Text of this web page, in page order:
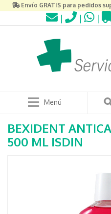
Envío GRATIS para pedidos
| | |
Menú
BEXIDENT
500 ML ISDIN